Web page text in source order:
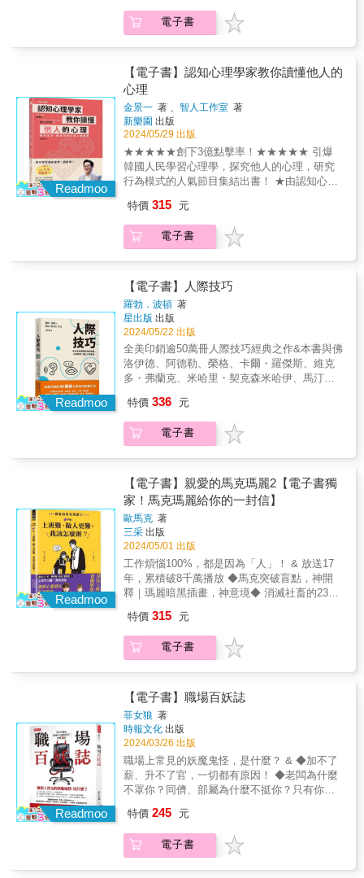
逛維基，再去赴約；用簽名檔和社群平台取代
名片。 「體」之章──磨練人格和性格，讓自己
容易認識新朋友 當一個「不受框架限制」的
怪咖為友。 「結」之章──用貴人運開拓未來，
擁有快樂人生 介紹不同行家認識彼此會有化學
反應；用喜愛的事物充實每一天。 「實」之章
&mdash;&mdash;從零人脈到實現夢想的年輕
上班族物語 缺乏人脈的年輕人該按照什麼順序
打開人際，進而實現夢想？ & 不僅有具體方
法，還有不同行業、不同職位、不同境遇中的
故事和案例。這些人都充分利用社交圈，最終
法的受益者，他從一家普通生產T恤的中小企業
京商工會議所IT分科會長等跨業種人士。 充分
利用本書，制定個人社交計劃，並設定明確目
標，慢慢地，你會驚訝地發現，新的機會、合
作、邀約、錄用信和感謝函都會找上門來！ &
眷顧，逐步邁向未來理想的自己！ & 好評推薦
吳岱珍愛卡拉互動媒體股份有限公司 創作者公
持人｜蘇盈如 國際獵頭Sandy Su & 還在盲目
發簡介、遞名片、蹭飯局？ 不用見面也能透過
網路拓展人脈？ & 本書教導你利用網路擴展有
價值的人際關係，並從以下5個部分提供社交建
議和行動指導，不受業種或職業限制，助你與
各行各業的達人相遇： & 「心」之章──丟掉九
成名片，擁有貴人運的基本心態 名片從二：
六：二法則中再精篩兩成；別怕跑錯棚，多認
識怪咖；網緣才有更多可能性。 「技」之章──
把握認識貴人的機會，輕鬆拓展人際的技術 見
逛維基，再去赴約；用簽名檔和社群平台取代
名片。 「體」之章──磨練人格和性格，讓自己
容易認識新朋友 當一個「不受框架限制」的
怪咖為友。 「結」之章──用貴人運開拓未來，
擁有快樂人生 介紹不同行家認識彼此會有化學
反應；用喜愛的事物充實每一天。 「實」之章
&mdash;&mdash;從零人脈到實現夢想的年輕
上班族物語 缺乏人脈的年輕人該按照什麼順序
打開人際，進而實現夢想？ & 不僅有具體方
法，還有不同行業、不同職位、不同境遇中的
獲得了成功。 作者本身也是這套高效人脈打造
法的受益者，他從一家普通生產T恤的中小企業
社長，變成同時兼職明治大學商學院講師、東
標，慢慢地，你會驚訝地發現，新的機會、合
作、邀約、錄用信和感謝函都會找上門來！ &
電子書
Readmoo
【電子書】認知心理學家教你讀懂他人的
心理
金景一 著 、智人工作室 著
新樂園 出版
2024/05/29 出版
★★★★★創下3億點擊率！★★★★★ 引爆
韓國人民學習心理學，探究他人的心理，研究
行為模式的人氣節目集結出書！ ★由認知心理
製作組CJ ENM 數位知識平台「智人工作室」
攜手打造的心理學課程，現在你也學得到。 ★
解析煤氣燈效應、網路酸民、愛提當年勇的人
&mdash;&mdash;好評推薦●●● & 認知心理學
家與tvN電視台 攜手打造的心理學課程 獻給為
人際關係感到吃力的你！ & &diams;來盤點看
看，你的身邊也有這種人嗎？&diams; 惡用煤
氣燈效應的操縱狂╳沒有同理心╳劈腿人╳網
路酸民╳愛說人壞話&hellip;&hellip; & 面對這
些我們完全無法理解、 用言語和行為讓我感到
困擾的人， 我們應該如何看待並理解他們？ &
究他們造成他人不舒服的心理！
& 擅長用簡明的方法傳達人類心理的認知心理
學家金景一、tvN電視台《讀懂他人的心理》與
《不知不覺變成大人》製作組所打造的CJ ENM
數位知識平台「智人工作室」攜手合作的《認
知心理學家教你讀懂他人的心理》出版了！ &
智人工作室為擁有195萬訂閱者的人氣Youtube
頻道，本書以其人氣內容「讀懂他人的心理」
（以202年5月為準，累積點擊率達3億次）為基
礎而寫成的書，書中包含了影片中沒能深入探
究的內容。 & 本書透過各種案例，探究為什麼
人的心理狀態，還有又該如何理解他們這些人
的心理，進而維持健康的人際關係。 & ●洞察
他人內心，能夠提升所有人的生存能力 生活中
人比較的人 ✓一直使用社群媒體卻不回我訊息
的人 ✓認為自己說的都對的人 ✓動不動就愛罵
人的主管 快翻開本書！ &
特價 315 元
電子書
Readmoo
【電子書】人際技巧
羅勃．波頓 著
星出版 出版
2024/05/22 出版
全美印銷逾50萬冊人際技巧經典之作&本書與佛
洛伊德、阿德勒、榮格、卡爾・羅傑斯、維克
多・弗蘭克、米哈里・契克森米哈伊、馬汀・
「史上50部心理學經典」（50 Psychology
Classics）&「人類在這世界的至高成就，即是
性格與性格之間的溝通。」&mdash;&mdash;
敗。」&mdash;&mdash;卡爾・羅傑斯，人本
主義心理學者&人際溝通雖是人類最偉大的成
就，但是一般人並不善於溝通。儘管機械通訊
工具的發展，已經超出我們最狂野、最奔放的
想像，人類仍覺得很難面對面溝通。在這個屢
創技術奇蹟的年代，我們可以透過月球反射訊
息，可以讓太空探測器登陸火星，AI取代人類
工作的威脅甚囂塵上，回頭卻發現很難跟我們
愛的人與同事親友好好溝通、相處融洽。儘管
用意良善，大部分的溝通都不夠充分。無效的
所有領域都會經歷到的隔閡。一旦溝通失敗，
孤寂、家庭問題、不稱職和不平、心理壓力、
生理疾病，甚至死亡，便可能接踵而至。除了
為我們動盪社會的重大社會問題。關於你的溝
通方式和風格，有一件事是確定的：這些基本
上是「習得的」反應。對你影響最大的老師可
能是你的爸媽，老師、教練、朋友和其他很多
人會陸續增加影響力，透過廣播、電視、電影
和其他管道，我們的文化也會影響你的溝通方
式。好消息是，早年習得的溝通模式，在人生
會各種成效更好的溝通方法，多位備受推崇的
行為科學家做過研究證實這點。────────如
何充分表達、傾聽他人、化解衝突？
────────這是一本改善溝通方式、增進人際
特價 336 元
電子書
Readmoo
【電子書】親愛的馬克瑪麗2【電子書獨
家！馬克瑪麗給你的一封信】
歐馬克 著
三采 出版
2024/05/01 出版
工作煩惱100%，都是因為「人」！ & 放送17
年，累積破8千萬播放 ◆馬克突破盲點，神開
釋｜瑪麗暗黑插畫，神意境◆ 消滅社畜的23道
你也有過嗎？◢ 鳥事一大堆，精氣神被磨耗殆
盡？ 上班賣的是專業，還是尊嚴？ 不過是一份
薪水，非得如此心累？ 不想當躺平族，但也不
現實打臉。 超過二十年的職場觀察後，他說：
「沒有固定的同事、客戶多元、工作浮動多
變，也許是未來世界的常態。」 不管你在什麼
公司，什麼產業，只要通透「職場之道」，你
就能心平氣和，風生水起，創造自己想要的生
活方式。 《馬克信箱》從數千封來函海選，精
煉23道生存必修題，為你開光點睛，從今以後
找到理想生活。 & ★職場求生&rarr;解題專區★
▎工作一定要往上爬？ &gt;&gt;&gt;時間不斷
有餘裕地面對人生，而選擇停在原地的人，就
會被時代給拋下。 ▲想要過什麼樣的人生，決
定在什麼時候停止成長，都是你的選擇。 & ▎
特價 315 元
電子書
Readmoo
【電子書】職場百妖誌
菲女狼 著
時報文化 出版
2024/03/26 出版
職場上常見的妖魔鬼怪，是什麼？ & ◆加不了
薪、升不了官，一切都有原因！ ◆老闆為什麼
不罩你？同儕、部屬為什麼不挺你？只有你自
太多？想太少？一切都不如這樣想，就對了！
& 闖蕩職場要出師，都有一定要修練的工夫！
懂得掌握份際、過招應對，學習轉念，遇事就
特價 245 元
電子書